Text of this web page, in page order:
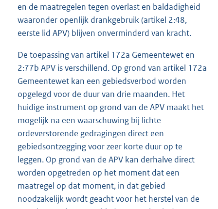
en de maatregelen tegen overlast en baldadigheid
waaronder openlijk drankgebruik (artikel 2:48,
eerste lid APV) blijven onverminderd van kracht.
De toepassing van artikel 172a Gemeentewet en
2:77b APV is verschillend. Op grond van artikel 172a
Gemeentewet kan een gebiedsverbod worden
opgelegd voor de duur van drie maanden. Het
huidige instrument op grond van de APV maakt het
mogelijk na een waarschuwing bij lichte
ordeverstorende gedragingen direct een
gebiedsontzegging voor zeer korte duur op te
leggen. Op grond van de APV kan derhalve direct
worden opgetreden op het moment dat een
maatregel op dat moment, in dat gebied
noodzakelijk wordt geacht voor het herstel van de